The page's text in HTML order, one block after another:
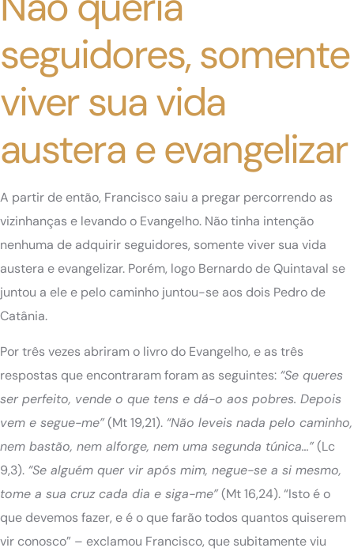
seguidores, somente
viver sua vida
austera e evangelizar
A partir de então, Francisco saiu a pregar percorrendo as
vizinhanças e levando o Evangelho. Não tinha intenção
nenhuma de adquirir seguidores, somente viver sua vida
austera e evangelizar. Porém, logo Bernardo de Quintaval se
juntou a ele e pelo caminho juntou-se aos dois Pedro de
Catânia.
Por três vezes abriram o livro do Evangelho, e as três
respostas que encontraram foram as seguintes: “Se queres
ser perfeito, vende o que tens e dá-o aos pobres. Depois
vem e segue-me”(Mt 19,21). “Não leveis nada pelo caminho,
nem bastão, nem alforge, nem uma segunda túnica…”(Lc
9,3). “Se alguém quer vir após mim, negue-se a si mesmo,
tome a sua cruz cada dia e siga-me”(Mt 16,24). “Isto é o
que devemos fazer, e é o que farão todos quantos quiserem
vir conosco” – exclamou Francisco, que subitamente viu